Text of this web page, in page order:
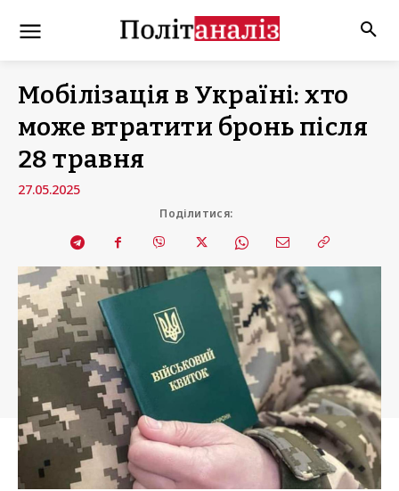
Мобілізація в Україні: хто
може втратити бронь після
28 травня
27.05.2025
Поділитися: